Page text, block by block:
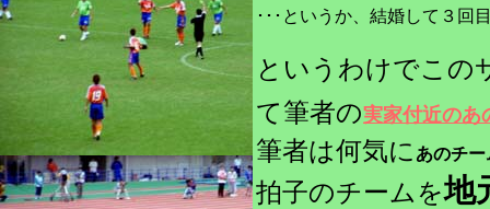
･･･というか、結婚して３回
というわけでこの
て筆者の実家付近のあ
筆者は何気に あのチ
拍子のチームを地